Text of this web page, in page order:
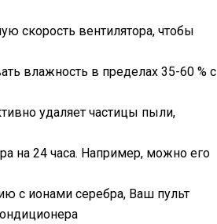
скорость вентилятора, чтобы
влажность в пределах 35-60 % с
удаляет частицы пыли,
на 24 часа. Например, можно его
с ионами серебра, Ваш пульт